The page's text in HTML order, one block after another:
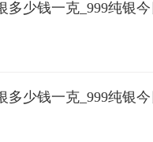
多少钱一克_999纯银
多少钱一克_999纯银